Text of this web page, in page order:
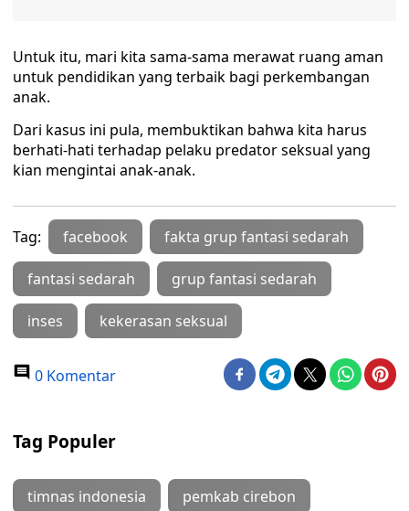
Untuk itu, mari kita sama-sama merawat ruang aman
untuk pendidikan yang terbaik bagi perkembangan
anak.
Dari kasus ini pula, membuktikan bahwa kita harus
berhati-hati terhadap pelaku predator seksual yang
kian mengintai anak-anak.
Tag: facebook fakta grup fantasi sedarah
fantasi sedarah grup fantasi sedarah
inses kekerasan seksual
0 Komentar
Tag Populer
timnas indonesia pemkab cirebon